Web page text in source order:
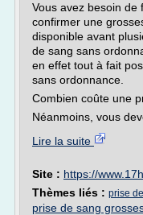
Vous avez besoin de
confirmer une
disponible avant
de sang sans
en effet tout à fait
sans ordonnance.
Combien coûte une
Néanmoins, vous
Lire la suite
Site : https://
Thèmes liés : prise
prise de sang